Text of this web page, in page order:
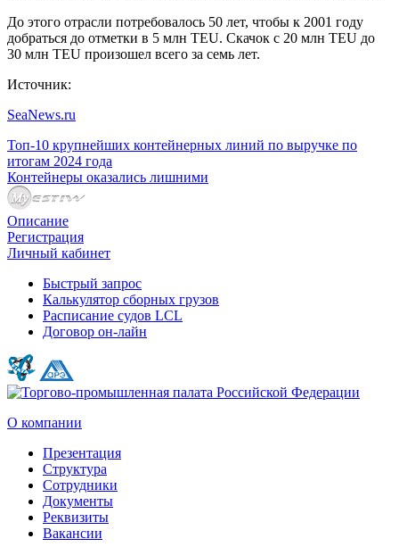
До этого отрасли потребовалось 50 лет, чтобы к 2001 году
добраться до отметки в 5 млн TEU. Скачок с 20 млн TEU до
30 млн TEU произошел всего за семь лет.
Источник:
SeaNews.ru
Топ-10 крупнейших контейнерных линий по выручке по
итогам 2024 года
Контейнеры оказались лишними
Описание
Регистрация
Личный кабинет
Быстрый запрос
Калькулятор сборных грузов
Расписание судов LCL
Договор он-лайн
О компании
Презентация
Структура
Сотрудники
Документы
Реквизиты
Вакансии